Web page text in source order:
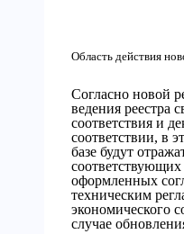
Область действия
Согласно новой
ведения реестра
соответствия и
соответствии, в
базе будут
оформленных
техническим
экономического
случае